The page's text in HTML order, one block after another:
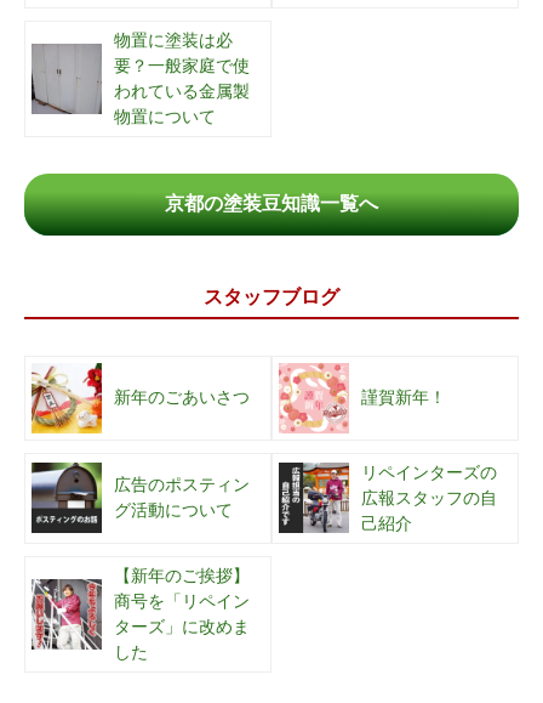
物置に塗装は必
要？一般家庭で使
われている金属製
物置について
京都の塗装豆知識一覧へ
スタッフブログ
新年のごあいさつ 謹賀新年！
広告のポスティン
グ活動について
リペインターズの
広報スタッフの自
己紹介
【新年のご挨拶】
商号を「リペイン
ターズ」に改めま
した